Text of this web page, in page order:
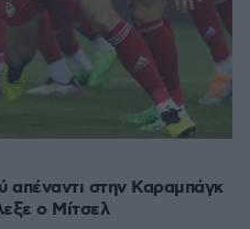
απέναντι στην Καραμπάγκ
ο Μίτσελ